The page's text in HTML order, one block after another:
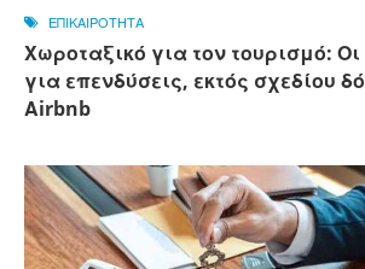
ΕΠΙΚΑΙΡΟΤΗΤΑ
Χωροταξικό για τον τουρισμό: Οι
για επενδύσεις, εκτός σχεδίου
Αirbnb